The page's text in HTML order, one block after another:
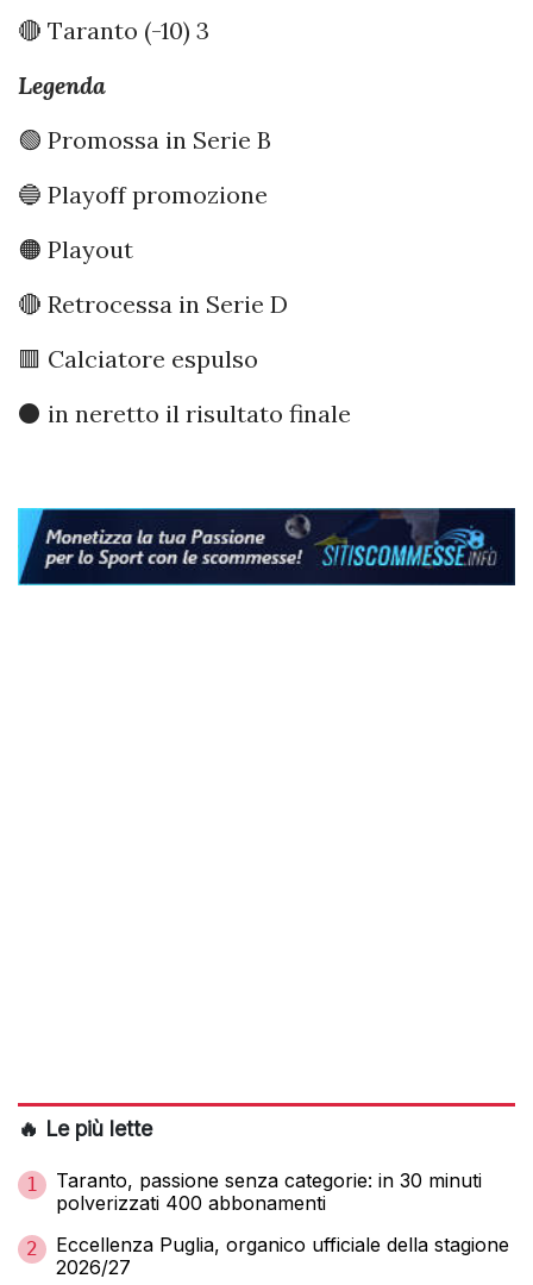
🔴 Taranto (-10) 3
Legenda
🟢 Promossa in Serie B
🔵 Playoff promozione
🟠 Playout
🔴 Retrocessa in Serie D
🟥 Calciatore espulso
⚫️ in neretto il risultato finale
🔥 Le più lette
1
Taranto, passione senza categorie: in 30 minuti
polverizzati 400 abbonamenti
2
Eccellenza Puglia, organico ufficiale della stagione
2026/27